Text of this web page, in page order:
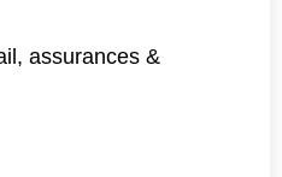
assurances &